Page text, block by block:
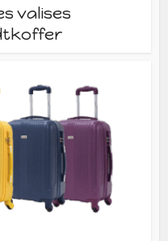
valises